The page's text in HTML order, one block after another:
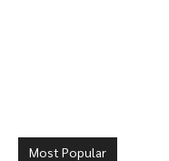
Most Popular